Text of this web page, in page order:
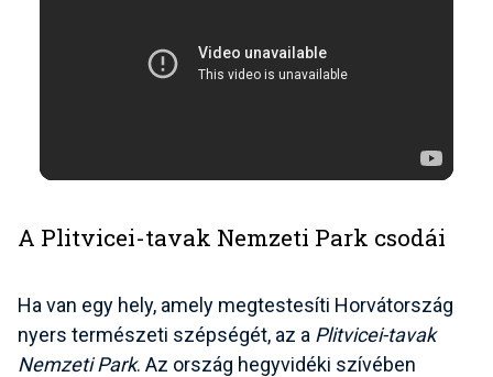
A Plitvicei-tavak Nemzeti Park csodái
Ha van egy hely, amely megtestesíti Horvátország
nyers természeti szépségét, az a Plitvicei-tavak
Nemzeti Park. Az ország hegyvidéki szívében